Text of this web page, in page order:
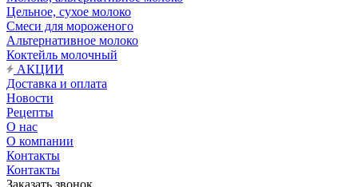
Цельное, сухое молоко
Смеси для мороженого
Альтернативное молоко
Коктейль молочный
АКЦИИ
Доставка и оплата
Новости
Рецепты
О нас
О компании
Контакты
Контакты
Заказать звонок